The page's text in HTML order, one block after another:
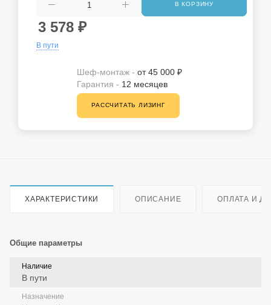
3 578 ₽
В пути
В КОРЗИНУ
Шеф-монтаж - от 45 000 ₽
Гарантия - 12 месяцев
РАССЧИТАТЬ ЛИЗИНГ
ХАРАКТЕРИСТИКИ ОПИСАНИЕ ОПЛАТА И
Общие параметры
Наличие
В пути
Назначение